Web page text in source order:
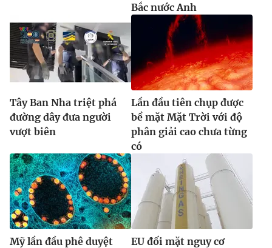
Bắc nước Anh
Tây Ban Nha triệt phá
đường dây đưa người
vượt biên
Lần đầu tiên chụp được
bề mặt Mặt Trời với độ
phân giải cao chưa từng
có
Mỹ lần đầu phê duyệt
EU đối mặt nguy cơ